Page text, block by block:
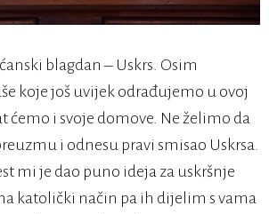
blagdan – Uskrs. Osim
koje još uvijek odrađujemo u ovoj
ćemo i svoje domove. Ne želimo da
i odnesu pravi smisao Uskrsa.
mi je dao puno ideja za uskršnje
katolički način pa ih dijelim s vama